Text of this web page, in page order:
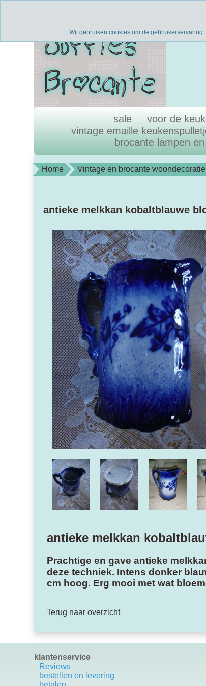
sale voor de
vintage emaille
brocante lampen
Home Vintage en brocante woondecoratie
antieke melkkan kobaltblauwe
antieke melkkan
Prachtige en gave antieke
deze techniek. Intens donker
cm hoog. Erg mooi met wat
Terug naar overzicht
klantenservice
Reviews
bestellen en levering
Wij gebruiken cookies om de